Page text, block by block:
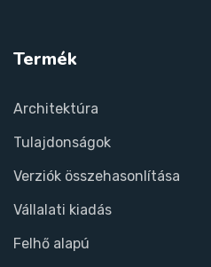
Termék
Architektúra
Tulajdonságok
Verziók összehasonlítása
Vállalati kiadás
Felhő alapú